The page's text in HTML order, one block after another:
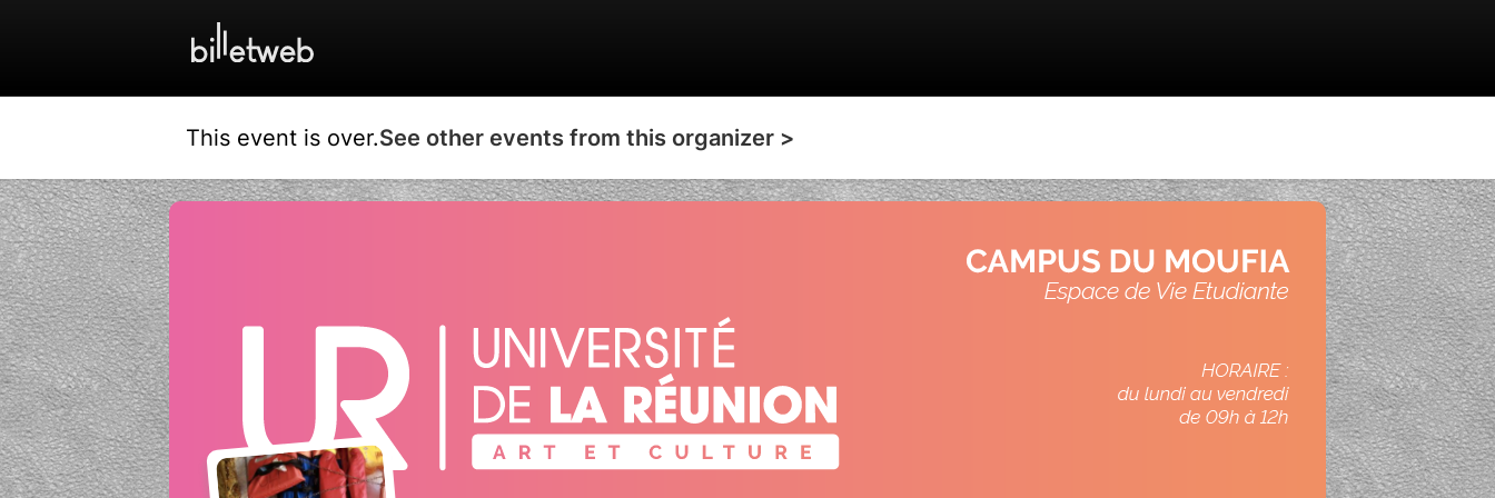
This event is over.See other events from this organizer >